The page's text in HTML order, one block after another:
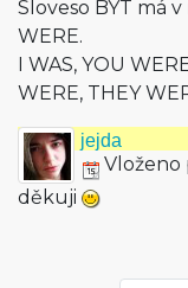
Sloveso BÝT má
WERE.
I WAS, YOU
WERE, THEY
jejda
Vloženo
děkuji